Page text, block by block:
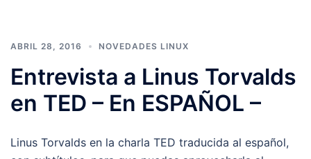
ABRIL 28, 2016 NOVEDADES LINUX
Entrevista a Linus Torvalds
en TED – En ESPAÑOL –
Linus Torvalds en la charla TED traducida al español,